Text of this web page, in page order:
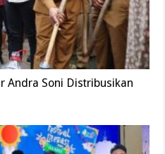
Andra Soni Distribusikan